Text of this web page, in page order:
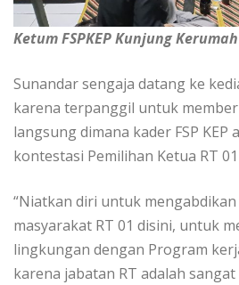
Ketum FSPKEP Kunjung
Sunandar sengaja datang ke
karena terpanggil untuk
langsung dimana kader FSP
kontestasi Pemilihan Ketua RT
“Niatkan diri untuk
masyarakat RT 01 disini, untuk
lingkungan dengan Program
karena jabatan RT adalah